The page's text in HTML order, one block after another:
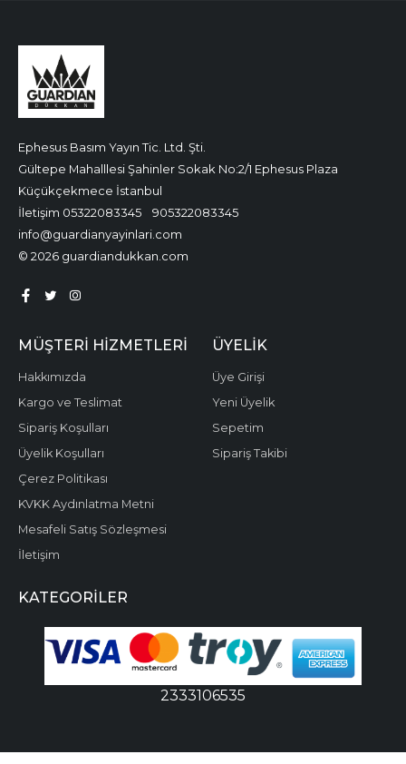
Ephesus Basım Yayın Tic. Ltd. Şti.
Gültepe Mahalllesi Şahinler Sokak No:2/1 Ephesus Plaza
Küçükçekmece İstanbul
İletişim 05322083345
905322083345
info@guardianyayinlari.com
© 2026 guardiandukkan.com
MÜŞTERI HIZMETLERI
Hakkımızda
Kargo ve Teslimat
Sipariş Koşulları
Üyelik Koşulları
Çerez Politikası
KVKK Aydınlatma Metni
Mesafeli Satış Sözleşmesi
İletişim
ÜYELIK
Üye Girişi
Yeni Üyelik
Sepetim
Sipariş Takibi
KATEGORILER
2333106535